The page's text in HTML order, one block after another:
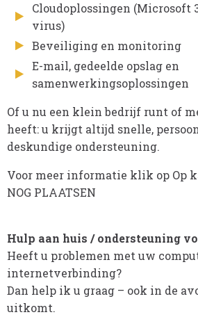
Cloudoplossingen (Microsoft
virus)
Beveiliging en monitoring
E-mail, gedeelde opslag en
samenwerkingsoplossingen
Of u nu een klein bedrijf runt of
heeft: u krijgt altijd snelle,
deskundige ondersteuning.
Voor meer informatie klik op Op
NOG PLAATSEN
Hulp aan huis / ondersteuning
Heeft u problemen met uw
internetverbinding?
Dan help ik u graag – ook in de
uitkomt.